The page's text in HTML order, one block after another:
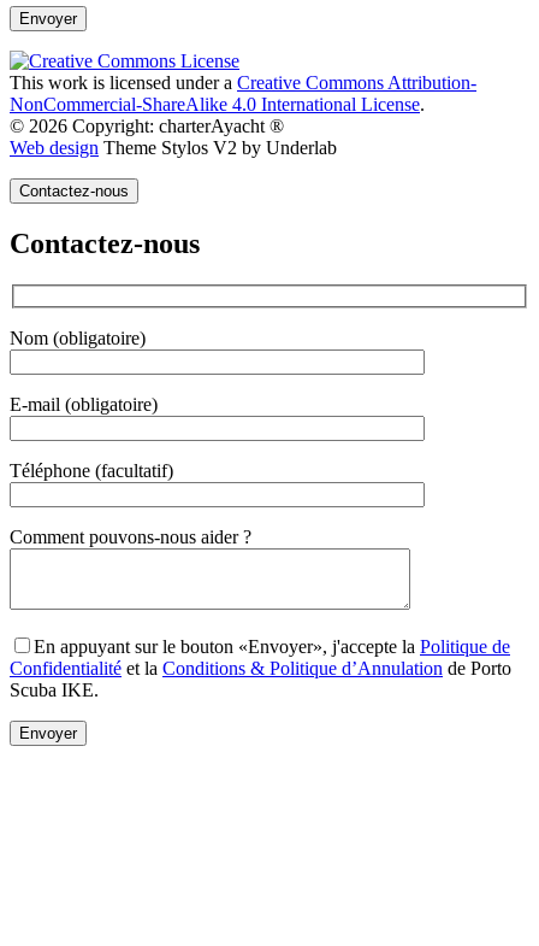
This work is licensed under a Creative Commons Attribution-
NonCommercial-ShareAlike 4.0 International License.
© 2026 Copyright: charterAyacht ®
Web design Theme Stylos V2 by Underlab
Contactez-nous
Contactez-nous
Nom (obligatoire)
E-mail (obligatoire)
Téléphone (facultatif)
Gender
Comment pouvons-nous aider ?
En appuyant sur le bouton «Envoyer», j'accepte la Politique de
Confidentialité et la Conditions & Politique d’Annulation de Porto
Scuba IKE.